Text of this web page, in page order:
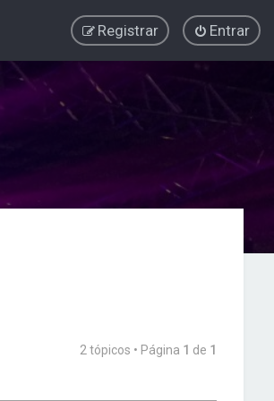
Entrar
Registrar
2 tópicos • Página 1 de 1